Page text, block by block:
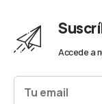
Accede a